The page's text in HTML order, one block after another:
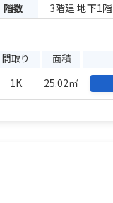
階数 3階建 地下1階
間取り 面積
1K 25.02㎡